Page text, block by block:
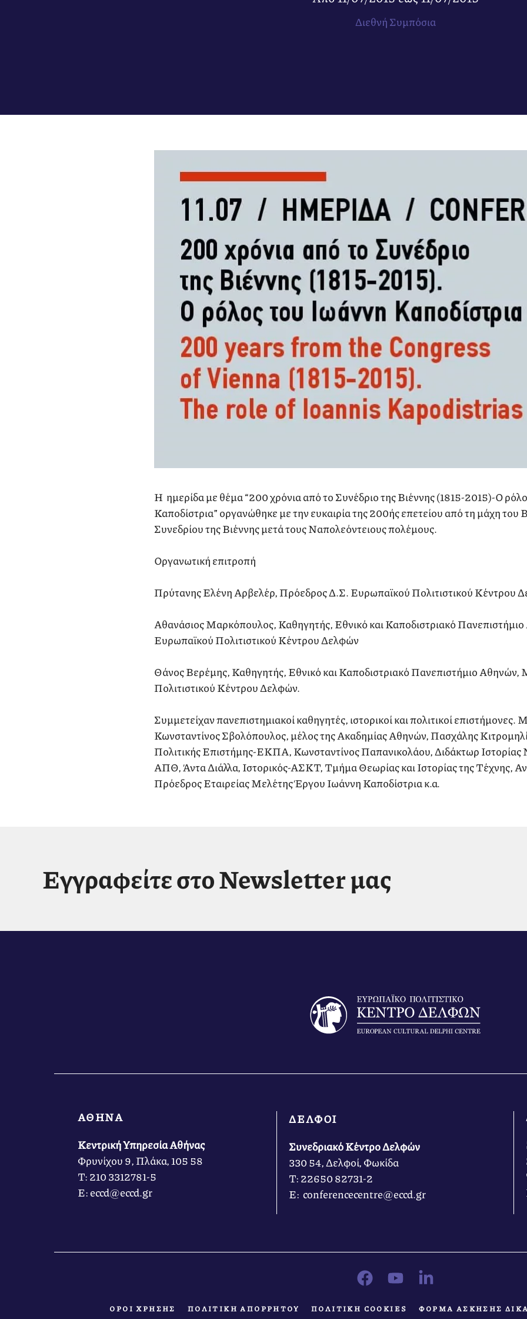
Διεθνή Συμπόσια
Η ημερίδα με θέμα “200 χρόνια από το Συνέδριο της Βιέννης (1815-2015)-Ο
Καποδίστρια” οργανώθηκε με την ευκαιρία της 200ής επετείου από τη μάχη του
Συνεδρίου της Βιέννης μετά τους Ναπολεόντειους πολέμους.
Οργανωτική επιτροπή
Πρύτανης Ελένη Αρβελέρ, Πρόεδρος Δ.Σ. Ευρωπαϊκού Πολιτιστικού Κέντρου
Αθανάσιος Μαρκόπουλος, Καθηγητής, Εθνικό και Καποδιστριακό
Ευρωπαϊκού Πολιτιστικού Κέντρου Δελφών
Θάνος Βερέμης, Καθηγητής, Εθνικό και Καποδιστριακό Πανεπιστήμιο
Πολιτιστικού Κέντρου Δελφών.
Συμμετείχαν πανεπιστημιακοί καθηγητές, ιστορικοί και πολιτικοί επιστήμονες.
Κωνσταντίνος Σβολόπουλος, μέλος της Ακαδημίας Αθηνών, Πασχάλης
Πολιτικής Επιστήμης-ΕΚΠΑ, Κωνσταντίνος Παπανικολάου, Διδάκτωρ
ΑΠΘ, Άντα Διάλλα, Ιστορικός-ΑΣΚΤ, Τμήμα Θεωρίας και Ιστορίας της Τέχνης,
Πρόεδρος Εταιρείας Μελέτης Έργου Ιωάννη Καποδίστρια κ.α.
Εγγραφείτε στο Newsletter μας
ΑΘΗΝΑ
Κεντρική Υπηρεσία Αθήνας
Φρυνίχου 9, Πλάκα, 105 58
Τ: 210 3312781-5
Ε: eccd@eccd.gr
ΔΕΛΦΟΙ
Συνεδριακό Κέντρο Δελφών
330 54, Δελφοί, Φωκίδα
Τ: 22650 82731-2
Ε: conferencecentre@eccd.gr
ΟΡΟΙ ΧΡΗΣΗΣ ΠΟΛΙΤΙΚΗ ΑΠΟΡΡΗΤΟΥ ΠΟΛΙΤΙΚΗ COOKIES ΦΟΡΜΑ ΑΣΚΗΣΗΣ